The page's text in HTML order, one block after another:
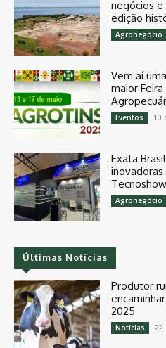
negócios
edição
Agronegócio
Vem aí
maior
Eventos 10
Exata
Tecnoshow
Agronegócio
Últimas Notícias
Produtor
2025
Notícias 22